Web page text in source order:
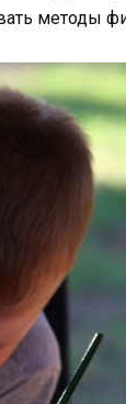
методы